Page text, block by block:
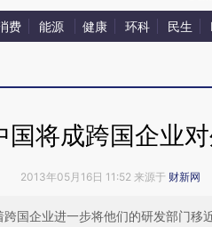
费 能源 健康 环科 民生
国将成跨国企业
2013年05月16日 11:52 来源于 财新网
国企业进一步将他们的研发部门移